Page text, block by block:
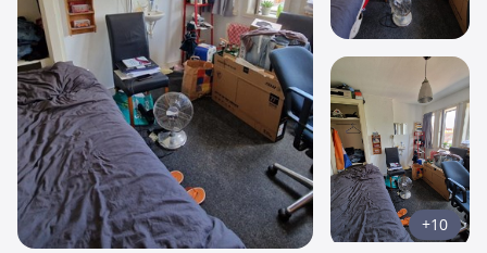
+10